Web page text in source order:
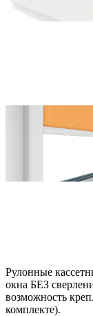
Рулонные
окна БЕЗ
возможность
комплекте).